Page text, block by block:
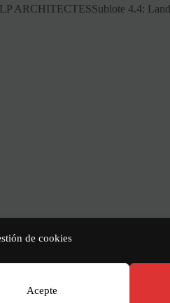
de cookies
Acepte
ARCHITECTESSublote 4.4: